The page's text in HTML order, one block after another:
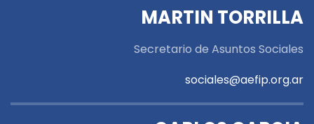
MARTIN TORRILLA
Secretario de Asuntos Sociales
sociales@aefip.org.ar